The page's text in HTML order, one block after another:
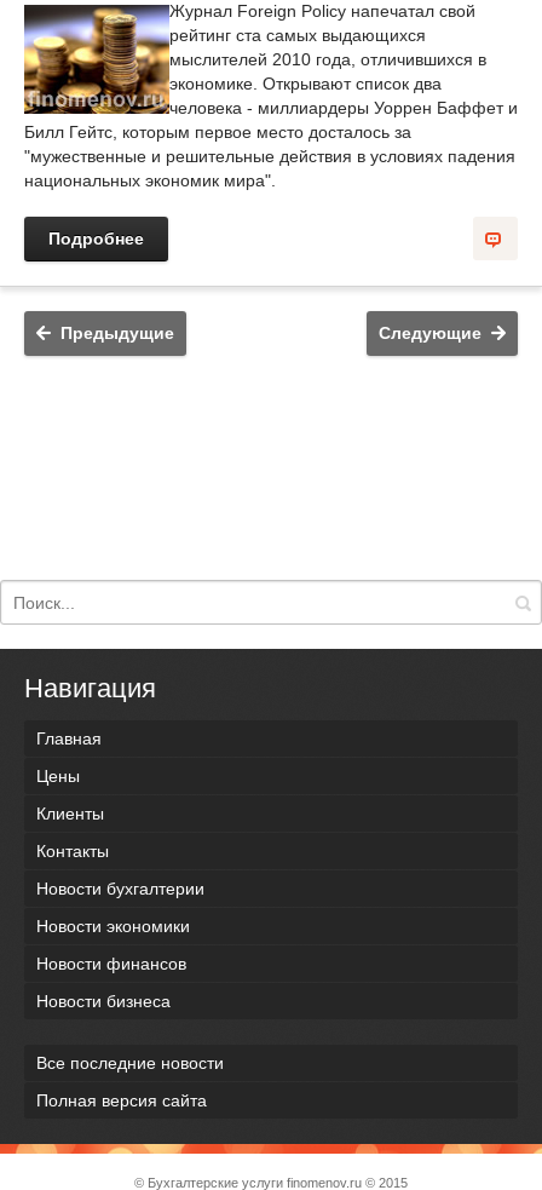
Журнал Foreign Policy напечатал свой
рейтинг ста самых выдающихся
мыслителей 2010 года, отличившихся в
экономике. Открывают список два
человека - миллиардеры Уоррен Баффет и
Билл Гейтс, которым первое место досталось за
"мужественные и решительные действия в условиях падения
национальных экономик мира".
Подробнее
Предыдущие Следующие
Навигация
Главная
Цены
Клиенты
Контакты
Новости бухгалтерии
Новости экономики
Новости финансов
Новости бизнеса
Все последние новости
Полная версия сайта
© Бухгалтерские услуги finomenov.ru © 2015